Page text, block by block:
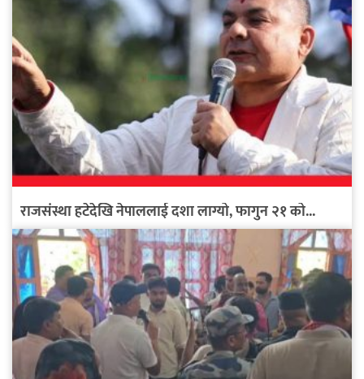
राजसंस्था हटेदेखि नेपाललाई दशा लाग्यो, फागुन २१ को...